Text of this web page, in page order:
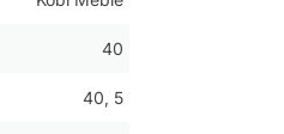
40
40, 5